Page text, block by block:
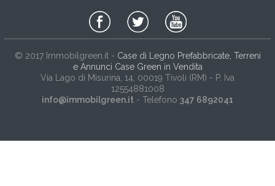
© 2017 Immobilgreen.it- Case di Legno Prefabbricate, Terreni
e Annunci Case Green in Vendita
Via Lago di Misurina, 14 , 00019 Tivoli (RM) - P. Iva
12554881008
info@immobilgreen.it - Telefono 347 6892041